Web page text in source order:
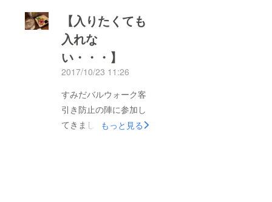
下打ち合わせを行いま
した。 ただ単に客引
きしない店舗マップで
はなく、いろいろな人
が楽しめるようなマッ
プになるはずです。
ご期待ください！
あっ、ご支援もよろし
０月２０日（金）も雨
の中、地域の皆さんが
パトロールしてくれま
した 皆、地域を良く
す。 楽しく遊んでも
らい、そしてまた錦糸
町で遊ぼうと思っても
【入りたくても
入れな
い・・・】
2017/10/23 11:26
すみだバルウォーク客
引き防止の陣に参加し
てきました あいにく
もっと見る